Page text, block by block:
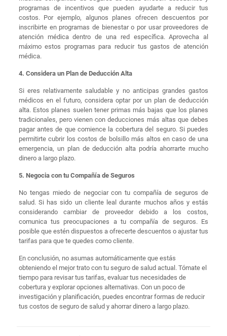
programas de incentivos que pueden ayudarte a reducir tus
costos. Por ejemplo, algunos planes ofrecen descuentos por
inscribirte en programas de bienestar o por usar proveedores de
atención médica dentro de una red específica. Aprovecha al
máximo estos programas para reducir tus gastos de atención
médica.
4. Considera un Plan de Deducción Alta
Si eres relativamente saludable y no anticipas grandes gastos
médicos en el futuro, considera optar por un plan de deducción
alta. Estos planes suelen tener primas más bajas que los planes
tradicionales, pero vienen con deducciones más altas que debes
pagar antes de que comience la cobertura del seguro. Si puedes
permitirte cubrir los costos de bolsillo más altos en caso de una
emergencia, un plan de deducción alta podría ahorrarte mucho
dinero a largo plazo.
5. Negocia con tu Compañía de Seguros
No tengas miedo de negociar con tu compañía de seguros de
salud. Si has sido un cliente leal durante muchos años y estás
considerando cambiar de proveedor debido a los costos,
comunica tus preocupaciones a tu compañía de seguros. Es
posible que estén dispuestos a ofrecerte descuentos o ajustar tus
tarifas para que te quedes como cliente.
En conclusión, no asumas automáticamente que estás
obteniendo el mejor trato con tu seguro de salud actual. Tómate el
tiempo para revisar tus tarifas, evaluar tus necesidades de
cobertura y explorar opciones alternativas. Con un poco de
investigación y planificación, puedes encontrar formas de reducir
tus costos de seguro de salud y ahorrar dinero a largo plazo.